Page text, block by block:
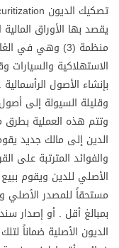
تصكيك الديون Securitization
يقصد بها الأوراق
منظمة (3) وهي
الاستهلاكية والسيارات
بإنشاء الأصول
وقليلة السيولة إلى أصول
وتتم هذه العملية بطرق
الدين إلى مالك جديد
والفوائد المترتبة على
الأصلي للدين ويقوم
مستحقاً للمصدر
بمبالغ أقل . أو إصدار